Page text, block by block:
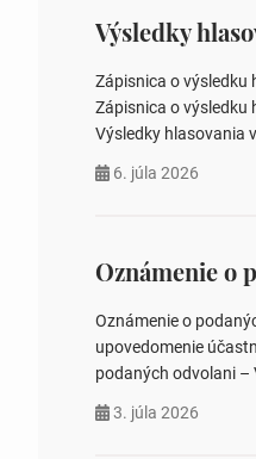
zastupiteľstiev,
zastupiteľstiev v nich
obecného pozemku
Zápisnica o výsledku
Zápisnica o výsledku
Výsledky hlasovania
na hlasovaní https://
6. júla 2026
Oznámenie o
upovedomenie
podaných odvolani –
3. júla 2026